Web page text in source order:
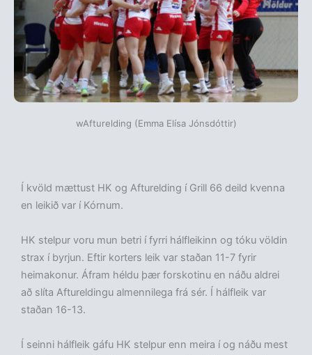
wAfturelding (Emma Elísa Jónsdóttir)
Í kvöld mættust HK og Afturelding í Grill 66 deild kvenna
en leikið var í Kórnum.
HK stelpur voru mun betri í fyrri hálfleikinn og tóku völdin
strax í byrjun. Eftir korters leik var staðan 11-7 fyrir
heimakonur. Áfram héldu þær forskotinu en náðu aldrei
að slíta Aftureldingu almennilega frá sér. Í hálfleik var
staðan 16-13.
Í seinni hálfleik gáfu HK stelpur enn meira í og náðu mest